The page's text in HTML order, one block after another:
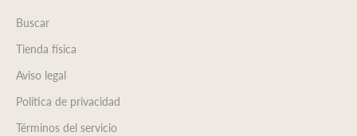
Buscar
Tienda física
Aviso legal
Política de privacidad
Términos del servicio